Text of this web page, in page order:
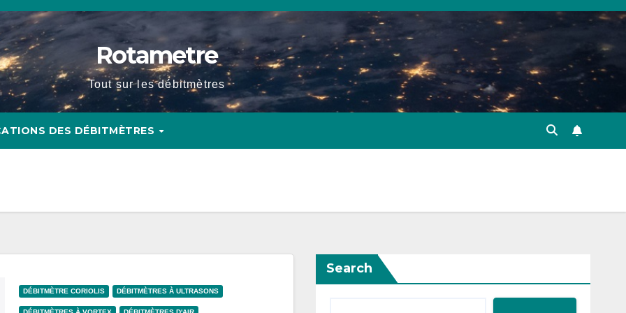
Rotametre
Tout sur les débitmètres
DES DÉBITMÈTRES
DÉBITMÈTRE CORIOLIS DÉBITMÈTRES À ULTRASONS
Search